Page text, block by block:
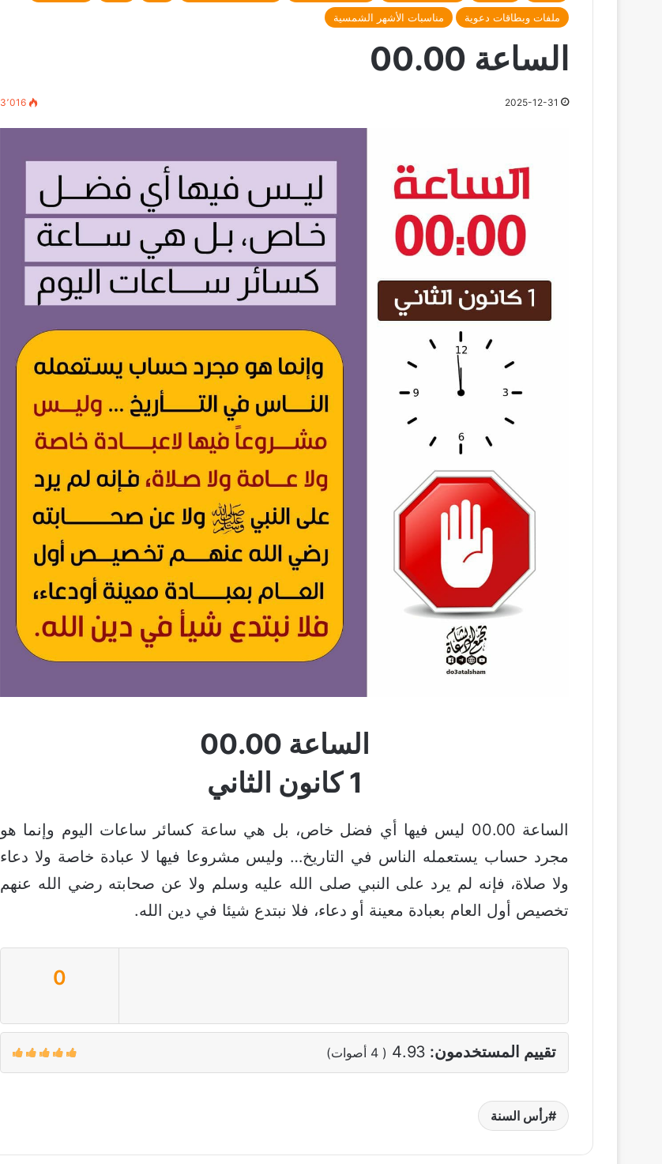
ملفات وبطاقات دعوية
مناسبات الأشهر الشمسية
الساعة 00.00
2025-12-31 3٬016
الساعة 00.00
1 كانون الثاني
الساعة 00.00 ليس فيها أي فضل خاص، بل هي ساعة كسائر ساعات اليوم وإنما هو
مجرد حساب يستعمله الناس في التاريخ… وليس مشروعا فيها لا عبادة خاصة ولا دعاء
ولا صلاة، فإنه لم يرد على النبي صلى الله عليه وسلم ولا عن صحابته رضي الله عنهم
تخصيص أول العام بعبادة معينة أو دعاء، فلا نبتدع شيئا في دين الله.
0
تقييم المستخدمون: 4.93
(
4 أصوات)
رأس السنة